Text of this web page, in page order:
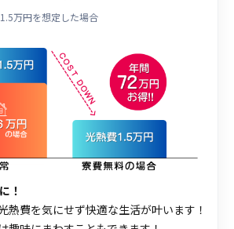
万円を想定した場合
！
熱費を気にせず快適な生活が叶います！